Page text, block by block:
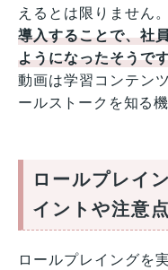
えるとは限りません
導入することで、社
ようになったそうで
動画は学習コンテン
ールストークを知る
ロールプレイ
イントや注意点
ロールプレイングを